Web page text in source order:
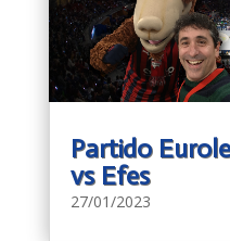
Partido
vs Efes
27/01/2023